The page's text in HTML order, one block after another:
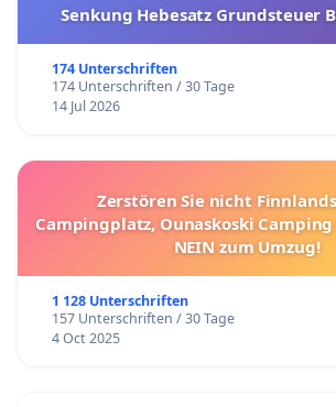
Senkung Hebesatz Grundsteuer
174 Unterschriften
174 Unterschriften / 30 Tage
14 Jul 2026
Zerstören Sie nicht
Campingplatz, Ounaskoski
NEIN zum Umzug!
1 128 Unterschriften
157 Unterschriften / 30 Tage
4 Oct 2025